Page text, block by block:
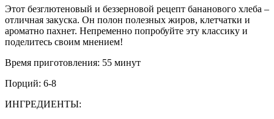
Этот безглютеновый и беззерновой рецепт бананового хлеба –
отличная закуска. Он полон полезных жиров, клетчатки и
ароматно пахнет. Непременно попробуйте эту классику и
поделитесь своим мнением!
Время приготовления: 55 минут
Порций: 6-8
ИНГРЕДИЕНТЫ: